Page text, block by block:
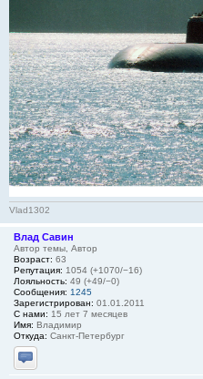
Vlad1302
Влад Савин
Автор темы, Автор
Возраст: 63
Репутация: 1054 (+1070/−16)
Лояльность: 49 (+49/−0)
Сообщения: 1245
Зарегистрирован: 01.01.2011
С нами: 15 лет 7 месяцев
Имя: Владимир
Откуда: Санкт-Петербург
Отправить личное сообщение